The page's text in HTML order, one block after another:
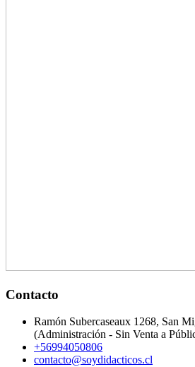
Contacto
Ramón Subercaseaux 1268, San
(Administración - Sin Venta a
+56994050806
contacto@soydidacticos.cl